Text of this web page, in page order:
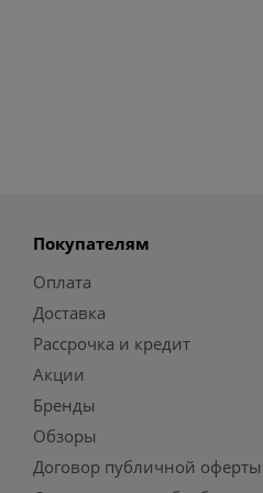
Покупателям
Оплата
Доставка
Рассрочка и кредит
Акции
Бренды
Обзоры
Договор публичной оферты